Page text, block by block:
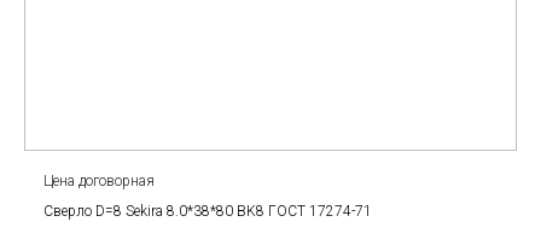
Цена договорная
Сверло D=8 Sekira 8.0*38*80 BK8 ГОСТ 17274-71